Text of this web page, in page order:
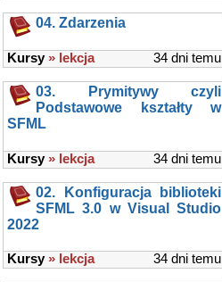
04. Zdarzenia
34 dni temu
Kursy » lekcja
03. Prymitywy czyli
Podstawowe kształty w
SFML
34 dni temu
Kursy » lekcja
02. Konfiguracja biblioteki
SFML 3.0 w Visual Studio
2022
34 dni temu
Kursy » lekcja